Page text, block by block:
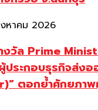
หาคม 2026
งวัล Prime
ระกอบธุรกิจส่ง
ตอกย้ำศักยภา